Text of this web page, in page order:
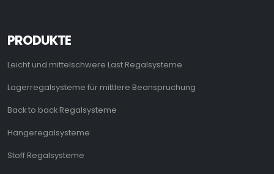
PRODUKTE
Leicht und mittelschwere Last Regalsysteme
Lagerregalsysteme für mittlere Beanspruchung
Back to back Regalsysteme
Hängeregalsysteme
Stoff Regalsysteme